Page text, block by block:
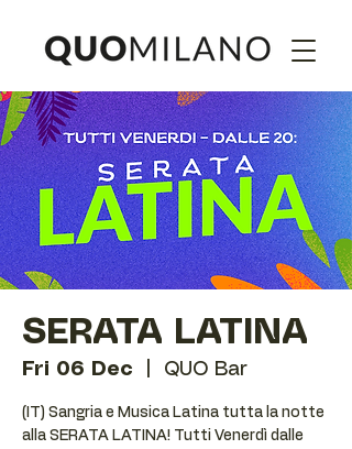
SERATA LATINA
Fri 06 Dec QUO Bar
(IT) Sangria e Musica Latina tutta la notte
alla SERATA LATINA! Tutti Venerdì dalle